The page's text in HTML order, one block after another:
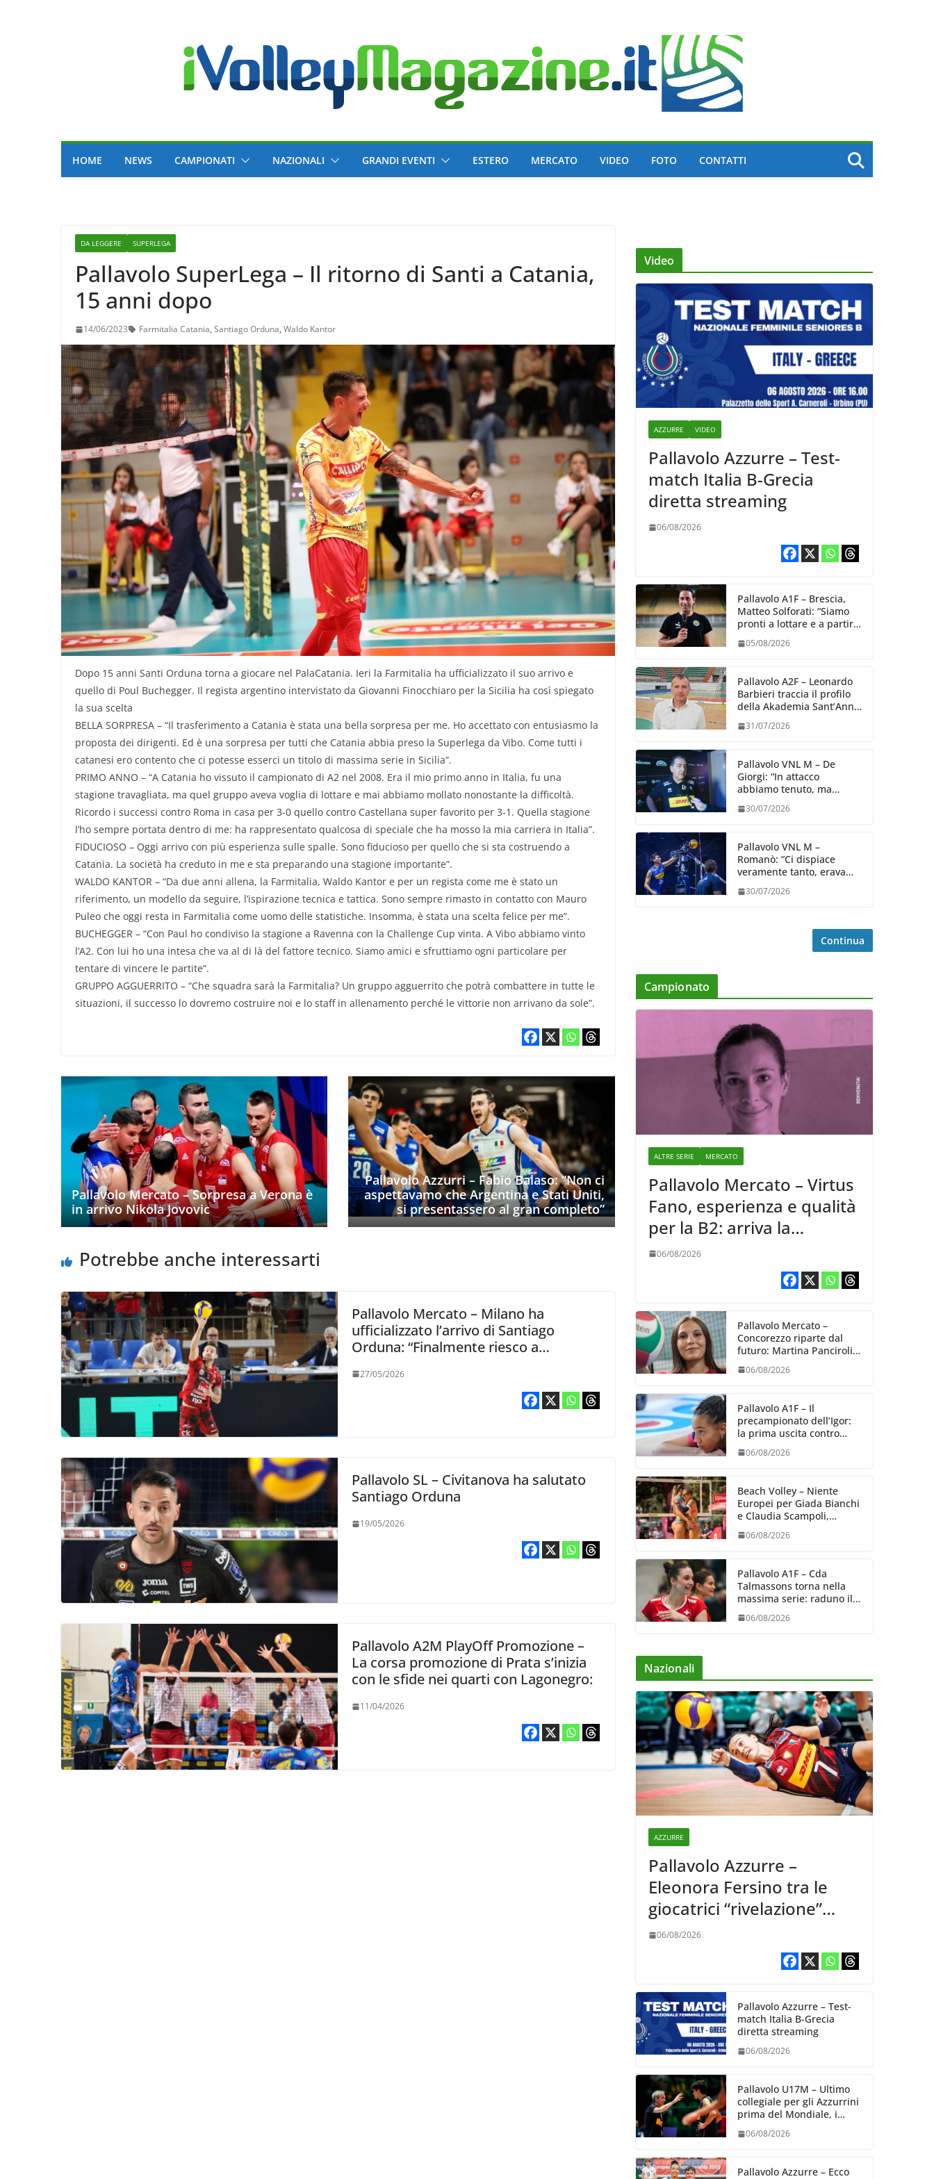
HOME NEWS CAMPIONATI NAZIONALI GRANDI EVENTI ESTERO MERCATO VIDEO FOTO CONTATTI
DA LEGGERE SUPERLEGA
Pallavolo SuperLega – Il ritorno di Santi a Catania,
15 anni dopo
14/06/2023 Farmitalia Catania, Santiago Orduna, Waldo Kantor
Dopo 15 anni Santi Orduna torna a giocare nel PalaCatania. Ieri la Farmitalia ha ufficializzato il suo arrivo e
quello di Poul Buchegger. Il regista argentino intervistato da Giovanni Finocchiaro per la Sicilia ha così spiegato
la sua scelta
BELLA SORPRESA – “Il trasferimento a Catania è stata una bella sorpresa per me. Ho accettato con entusiasmo la
proposta dei dirigenti. Ed è una sorpresa per tutti che Catania abbia preso la Superlega da Vibo. Come tutti i
catanesi ero contento che ci potesse esserci un titolo di massima serie in Sicilia”.
PRIMO ANNO – “A Catania ho vissuto il campionato di A2 nel 2008. Era il mio primo anno in Italia, fu una
stagione travagliata, ma quel gruppo aveva voglia di lottare e mai abbiamo mollato nonostante la difficoltà.
Ricordo i successi contro Roma in casa per 3-0 quello contro Castellana super favorito per 3-1. Quella stagione
l’ho sempre portata dentro di me: ha rappresentato qualcosa di speciale che ha mosso la mia carriera in Italia”.
FIDUCIOSO – Oggi arrivo con più esperienza sulle spalle. Sono fiducioso per quello che si sta costruendo a
Catania. La società ha creduto in me e sta preparando una stagione importante”.
WALDO KANTOR – “Da due anni allena, la Farmitalia, Waldo Kantor e per un regista come me è stato un
riferimento, un modello da seguire, l’ispirazione tecnica e tattica. Sono sempre rimasto in contatto con Mauro
Puleo che oggi resta in Farmitalia come uomo delle statistiche. Insomma, è stata una scelta felice per me”.
BUCHEGGER – “Con Paul ho condiviso la stagione a Ravenna con la Challenge Cup vinta. A Vibo abbiamo vinto
l’A2. Con lui ho una intesa che va al di là del fattore tecnico. Siamo amici e sfruttiamo ogni particolare per
tentare di vincere le partite”.
GRUPPO AGGUERRITO – “Che squadra sarà la Farmitalia? Un gruppo agguerrito che potrà combattere in tutte le
situazioni, il successo lo dovremo costruire noi e lo staff in allenamento perché le vittorie non arrivano da sole”.
Pallavolo Mercato – Sorpresa a Verona è
in arrivo Nikola Jovovic
Pallavolo Azzurri – Fabio Balaso: “Non ci
aspettavamo che Argentina e Stati Uniti,
si presentassero al gran completo”
Potrebbe anche interessarti
Pallavolo Mercato – Milano ha
ufficializzato l’arrivo di Santiago
Orduna: “Finalmente riesco a
27/05/2026
Pallavolo SL – Civitanova ha salutato
Santiago Orduna
19/05/2026
Pallavolo A2M PlayOff Promozione –
La corsa promozione di Prata s’inizia
con le sfide nei quarti con Lagonegro:
11/04/2026
Video
AZZURRE VIDEO
Pallavolo Azzurre – Test-
match Italia B-Grecia
diretta streaming
06/08/2026
Pallavolo A1F – Brescia,
Matteo Solforati: “Siamo
pronti a lottare e a partire
giorno”
05/08/2026
Pallavolo A2F – Leonardo
Barbieri traccia il profilo
della Akademia Sant’Anna
31/07/2026
Pallavolo VNL M – De
Giorgi: “In attacco
abbiamo tenuto, ma
dalla prestazione in
30/07/2026
Pallavolo VNL M –
Romanò: “Ci dispiace
veramente tanto, eravamo
impareremo”
30/07/2026
Continua
Campionato
ALTRE SERIE MERCATO
Pallavolo Mercato – Virtus
Fano, esperienza e qualità
per la B2: arriva la
schiacciatrice fermana
Alessia Castellucci
06/08/2026
Pallavolo Mercato –
Concorezzo riparte dal
futuro: Martina Panciroli è
il primo acquisto
06/08/2026
Pallavolo A1F – Il
precampionato dell’Igor:
la prima uscita contro
Bergamo (04/09)
06/08/2026
Beach Volley – Niente
Europei per Giada Bianchi
e Claudia Scampoli,
costrette al forfait
06/08/2026
Pallavolo A1F – Cda
Talmassons torna nella
massima serie: raduno il
10 agosto, i sogni di
salvezza di Julie
06/08/2026
Nazionali
AZZURRE
Pallavolo Azzurre –
Eleonora Fersino tra le
giocatrici “rivelazione”
della VNL 2026 per
06/08/2026
Pallavolo Azzurre – Test-
match Italia B-Grecia
diretta streaming
06/08/2026
Pallavolo U17M – Ultimo
collegiale per gli Azzurrini
prima del Mondiale, i
06/08/2026
Pallavolo Azzurre – Ecco